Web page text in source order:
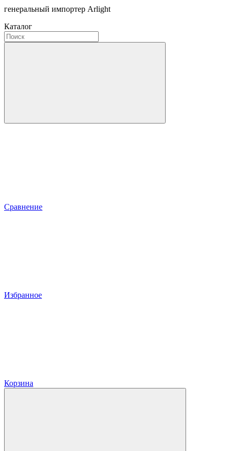
генеральный импортер Arlight
Каталог
Сравнение
Избранное
Корзина